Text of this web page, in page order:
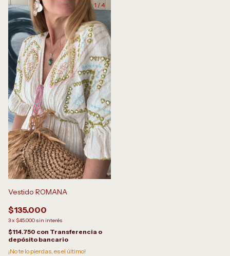
1 /4
Vestido ROMANA
$135.000
3x $45.000 sin interés
$114.750 con Transferencia o
depósito bancario
¡No te lo pierdas, es el último!